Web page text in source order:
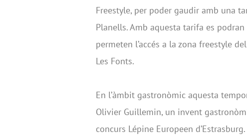
Freestyle, per poder gaudir amb una
Planells. Amb aquesta tarifa es
permeten l’accés a la zona freestyle
Les Fonts.
En l’àmbit gastronòmic aquesta
Olivier Guillemin, un invent
concurs Lépine Europeen